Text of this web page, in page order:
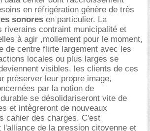
en réfrigération génère de très
sonores en particulier. La
riverains contraint municipalité et
à agir ,mollement pour le moment,
de centre flirte largement avec les
locales ou plus larges se
visibles, les clients de ces
préserver leur propre image,
par la notion de
se désolidariseront vite de
et intègreront de nouveaux
cahier des charges. C'est
l'alliance de la pression citoyenne et